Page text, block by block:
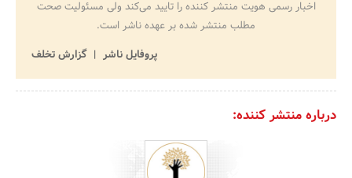
اخبار رسمی هویت منتشر کننده را تایید می‌کند ولی مسئولیت صحت
مطلب منتشر شده بر عهده ناشر است.
پروفایل ناشر
گزارش تخلف
درباره منتشر کننده: